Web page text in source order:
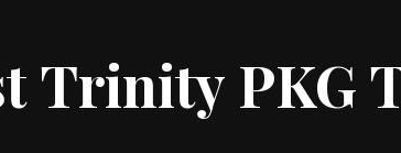
Trinity PKG